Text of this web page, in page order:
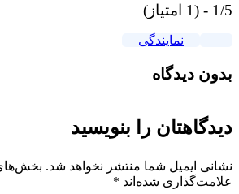
1/5 - (1 امتیاز)
نمایندگی
بدون دیدگاه
دیدگاهتان را بنویسید
نشانی ایمیل شما منتشر نخواهد شد. بخش‌های
علامت‌گذاری شده‌اند *